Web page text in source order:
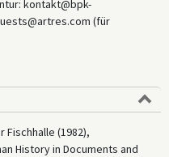
kontakt@bpk-
(für
Fischhalle (1982),
History in Documents and